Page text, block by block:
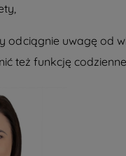
odciągnie uwagę od
też funkcję